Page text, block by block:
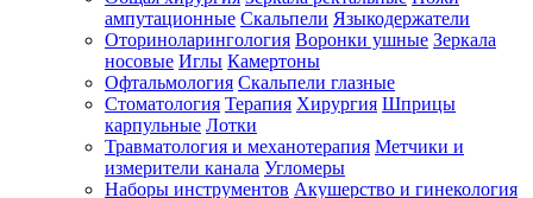
ампутационные Скальпели Языкодержатели
Оториноларингология Воронки ушные Зеркала
носовые Иглы Камертоны
Офтальмология Скальпели глазные
Стоматология Терапия Хирургия Шприцы
карпульные Лотки
Травматология и механотерапия Метчики и
измерители канала Угломеры
Наборы инструментов Акушерство и гинекология